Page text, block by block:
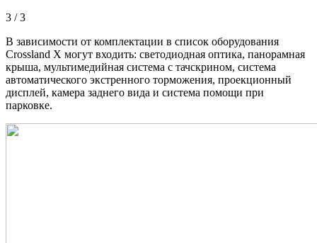
3 / 3
В зависимости от комплектации в список оборудования
Crossland X могут входить: светодиодная оптика, панорамная
крыша, мультимедийная система с тачскрином, система
автоматического экстренного торможения, проекционный
дисплей, камера заднего вида и система помощи при
парковке.